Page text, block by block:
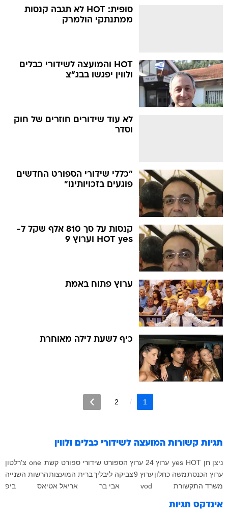
סופית: HOT לא תגבה קנסות
ממתנתקי הולמרק
HOT והמועצה לשידורי כבלים
ולווין יפגשו בבג"צ
לא עוד שידורים חוזרים של חוק
וסדר
"כללי שידורי הספורט החדשים
פוגעים בזכויותינו"
קנסות על סך 810 אלף שקל ל-
HOT yes וערוץ 9
ערוץ פתוח באמת
כיף לשעת לילה מאוחרת
1
2
תגיות קשורות המועצה לשידורי כבלים ולווין
ניצן חן HOT
yes ערוץ 24 ערוץ הספורט שידורי ספורט קשת one צ'רלטון
ערוץ הכנסתמשה כחלוןערוץ 9 צביקה ליבליךברית המועצותהרשות השנייה
משרד התקשורת
vod אבי בר אריאל אטיאס ביפ
אינדקס תגיות